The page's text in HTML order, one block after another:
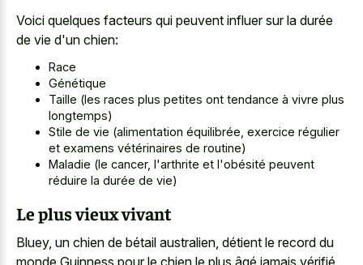
Voici quelques facteurs qui peuvent influer sur la durée
de vie d'un chien:
Race
Génétique
Taille (les races plus petites ont tendance à vivre plus
longtemps)
Stile de vie (alimentation équilibrée, exercice régulier
et examens vétérinaires de routine)
Maladie (le cancer, l'arthrite et l'obésité peuvent
réduire la durée de vie)
Le plus vieux vivant
Bluey, un chien de bétail australien, détient le record du